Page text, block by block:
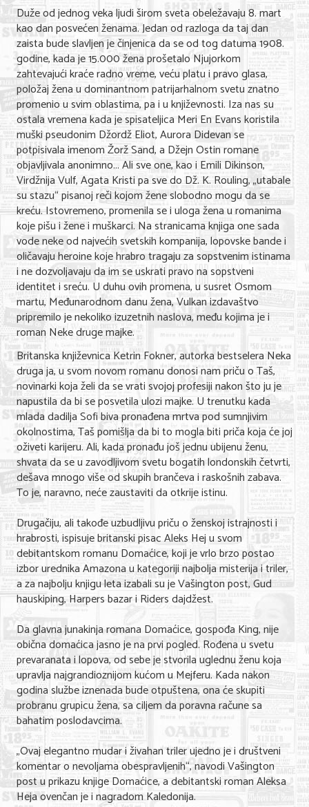
Hobi i razonoda
ADRESAR
Posao
Usluge
Nega lica i tela
Shopping
Sve za venčanje
Sve za decu
Kuća i bašta
Gastronomija
Sport i rekreacija
Zdravlje i medicina
Hobi i razonoda
UPIS FIRMI
MARKETING
KONTAKT
O NAMA
Duže od jednog veka ljudi širom sveta obeležavaju 8. mart
kao dan posvećen ženama. Jedan od razloga da taj dan
zaista bude slavljen je činjenica da se od tog datuma 1908.
godine, kada je 15.000 žena prošetalo Njujorkom
zahtevajući kraće radno vreme, veću platu i pravo glasa,
položaj žena u dominantnom patrijarhalnom svetu znatno
promenio u svim oblastima, pa i u književnosti. Iza nas su
ostala vremena kada je spisateljica Meri En Evans koristila
muški pseudonim Džordž Eliot, Aurora Didevan se
potpisivala imenom Žorž Sand, a Džejn Ostin romane
objavljivala anonimno... Ali sve one, kao i Emili Dikinson,
Virdžnija Vulf, Agata Kristi pa sve do Dž. K. Rouling, „utabale
su stazu“ pisanoj reči kojom žene slobodno mogu da se
kreću. Istovremeno, promenila se i uloga žena u romanima
koje pišu i žene i muškarci. Na stranicama knjiga one sada
vode neke od najvećih svetskih kompanija, lopovske bande i
oličavaju heroine koje hrabro tragaju za sopstvenim istinama
i ne dozvoljavaju da im se uskrati pravo na sopstveni
identitet i sreću. U duhu ovih promena, u susret Osmom
martu, Međunarodnom danu žena, Vulkan izdavaštvo
pripremilo je nekoliko izuzetnih naslova, među kojima je i
roman Neke druge majke.
Britanska književnica Ketrin Fokner, autorka bestselera Neka
druga ja, u svom novom romanu donosi nam priču o Taš,
novinarki koja želi da se vrati svojoj profesiji nakon što ju je
napustila da bi se posvetila ulozi majke. U trenutku kada
mlada dadilja Sofi biva pronađena mrtva pod sumnjivim
okolnostima, Taš pomišlja da bi to mogla biti priča koja će joj
oživeti karijeru. Ali, kada pronađu još jednu ubijenu ženu,
shvata da se u zavodljivom svetu bogatih londonskih četvrti,
dešava mnogo više od skupih brančeva i raskošnih zabava.
To je, naravno, neće zaustaviti da otkrije istinu.
Drugačiju, ali takođe uzbudljivu priču o ženskoj istrajnosti i
hrabrosti, ispisuje britanski pisac Aleks Hej u svom
debitantskom romanu Domaćice, koji je vrlo brzo postao
izbor urednika Amazona u kategoriji najbolja misterija i triler,
a za najbolju knjigu leta izabali su je Vašington post, Gud
hauskiping, Harpers bazar i Riders dajdžest.
Da glavna junakinja romana Domaćice, gospođa King, nije
obična domaćica jasno je na prvi pogled. Rođena u svetu
prevaranata i lopova, od sebe je stvorila uglednu ženu koja
upravlja najgrandioznijom kućom u Mejferu. Kada nakon
godina službe iznenada bude otpuštena, ona će skupiti
probranu grupicu žena, sa ciljem da poravna račune sa
bahatim poslodavcima.
„Ovaj elegantno mudar i živahan triler ujedno je i društveni
komentar o nevoljama obespravljenih“, navodi Vašington
post u prikazu knjige Domaćice, a debitantski roman Aleksa
Heja ovenčan je i nagradom Kaledonija.